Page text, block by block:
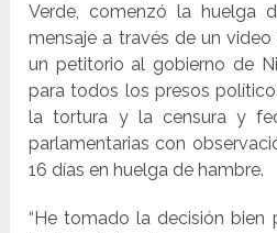
Verde, comenzó la huelga
mensaje a través de un
un petitorio al gobierno de
para todos los presos
la tortura y la censura y
parlamentarias con
16 días en huelga de hambre.
“He tomado la decisión bien